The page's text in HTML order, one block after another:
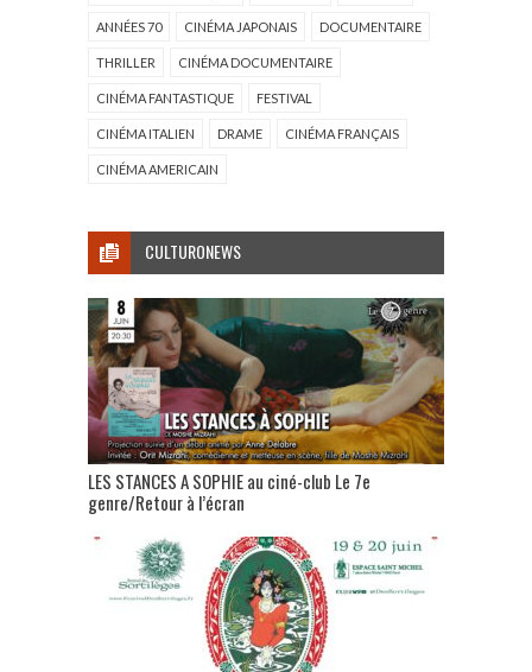
ANNÉES 70 CINÉMA JAPONAIS DOCUMENTAIRE
THRILLER CINÉMA DOCUMENTAIRE
CINÉMA FANTASTIQUE FESTIVAL
CINÉMA ITALIEN DRAME CINÉMA FRANÇAIS
CINÉMA AMERICAIN
CULTURONEWS
LES STANCES A SOPHIE au ciné-club Le 7e
genre/Retour à l’écran